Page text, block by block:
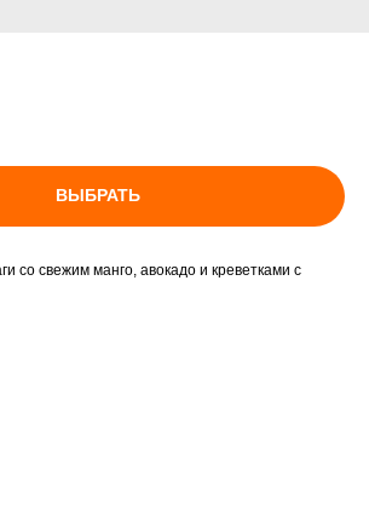
ВЫБРАТЬ
со свежим манго, авокадо и креветками с